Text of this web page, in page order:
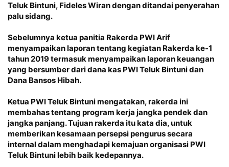
Teluk Bintuni, Fideles Wiran dengan ditandai penyerahan
palu sidang.
Sebelumnya ketua panitia Rakerda PWI Arif
menyampaikan laporan tentang kegiatan Rakerda ke-1
tahun 2019 termasuk menyampaikan laporan keuangan
yang bersumber dari dana kas PWI Teluk Bintuni dan
Dana Bansos Hibah.
Ketua PWI Teluk Bintuni mengatakan, rakerda ini
membahas tentang program kerja jangka pendek dan
jangka panjang. Tujuan rakerda itu kata dia, untuk
memberikan kesamaan persepsi pengurus secara
internal dalam menghadapi kemajuan organisasi PWI
Teluk Bintuni lebih baik kedepannya.